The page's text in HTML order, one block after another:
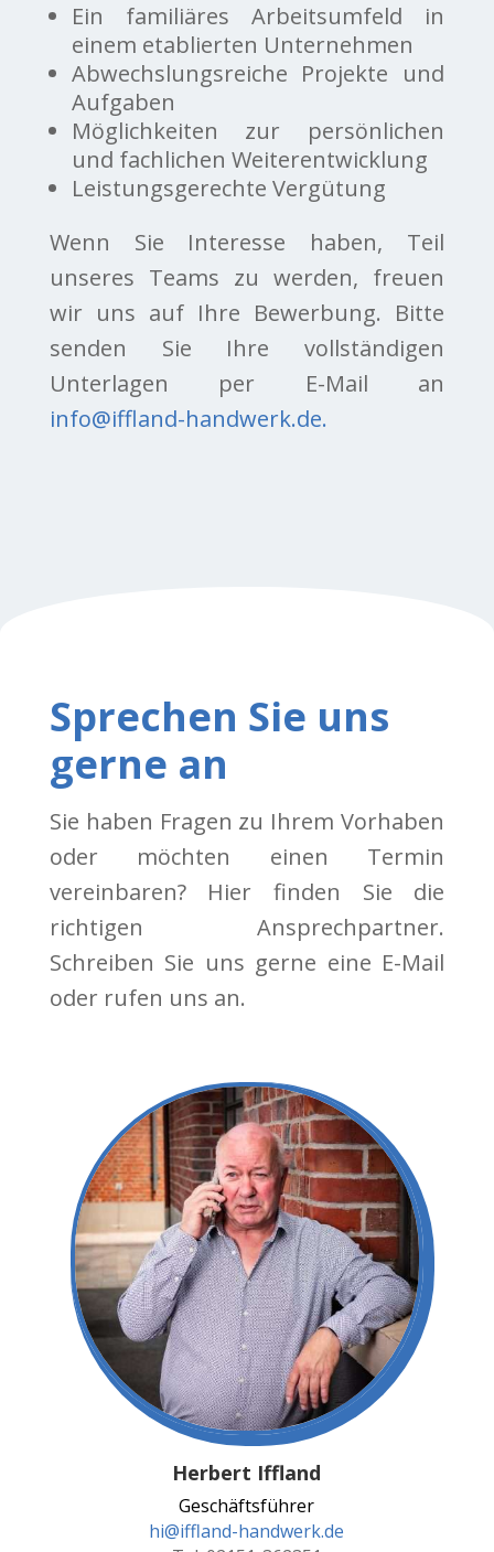
Ein familiäres Arbeitsumfeld in
einem etablierten Unternehmen
Abwechslungsreiche Projekte und
Aufgaben
Möglichkeiten zur persönlichen
und fachlichen Weiterentwicklung
Leistungsgerechte Vergütung
Wenn Sie Interesse haben, Teil
unseres Teams zu werden, freuen
wir uns auf Ihre Bewerbung. Bitte
senden Sie Ihre vollständigen
Unterlagen per E-Mail an
info@iffland-handwerk.de.
Sprechen Sie uns
gerne an
Sie haben Fragen zu Ihrem Vorhaben
oder möchten einen Termin
vereinbaren? Hier finden Sie die
richtigen Ansprechpartner.
Schreiben Sie uns gerne eine E-Mail
oder rufen uns an.
Herbert Iffland
Geschäftsführer
hi@iffland-handwerk.de